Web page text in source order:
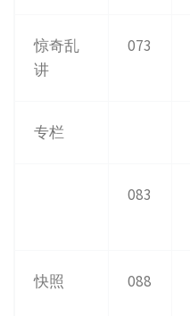
惊奇乱
讲
073
专栏
083
快照 088